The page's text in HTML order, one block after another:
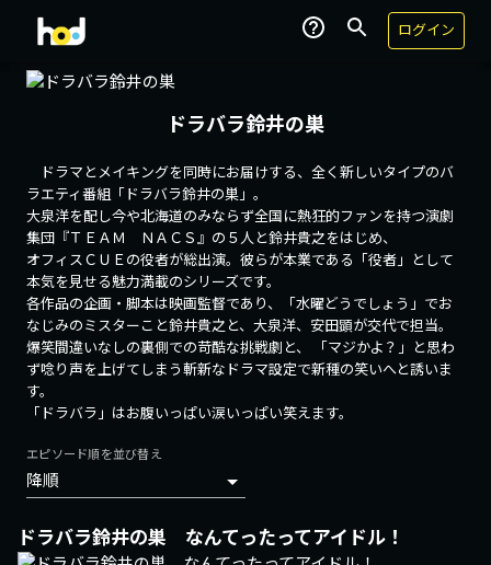
ログイン
ドラバラ鈴井の巣
ドラマとメイキングを同時にお届けする、全く新しいタイプのバ
ラエティ番組「ドラバラ鈴井の巣」。
大泉洋を配し今や北海道のみならず全国に熱狂的ファンを持つ演劇
集団『ＴＥＡＭ ＮＡＣＳ』の５人と鈴井貴之をはじめ、
オフィスＣＵＥの役者が総出演。彼らが本業である「役者」として
本気を見せる魅力満載のシリーズです。
各作品の企画・脚本は映画監督であり、「水曜どうでしょう」でお
なじみのミスターこと鈴井貴之と、大泉洋、安田顕が交代で担当。
爆笑間違いなしの裏側での苛酷な挑戦劇と、 「マジかよ？」と思わ
ず唸り声を上げてしまう斬新なドラマ設定で新種の笑いへと誘いま
す。
「ドラバラ」はお腹いっぱい涙いっぱい笑えます。
エピソード順を並び替え
降順
ドラバラ鈴井の巣 なんてったってアイドル！